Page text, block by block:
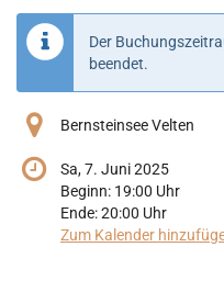
Der
beendet.
Bernsteinsee Velten
Sa, 7. Juni 2025
Beginn: 19:00 Uhr
Ende:20:00 Uhr
Zum Kalender